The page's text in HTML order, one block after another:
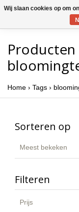
Home › Tags ›
Sorteren op
Meest bekeken
Filteren
Prijs
Wij slaan cookies op om